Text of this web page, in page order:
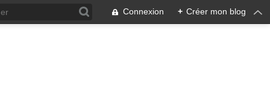
Connexion + Créer mon blog